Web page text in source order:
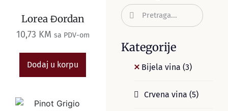
Kategorije
Bijela vina (3)
Crvena vina (5)
Lorea Đordan
10,73 KM sa PDV-om
Dodaj u korpu